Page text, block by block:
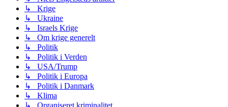
↳ Krige
↳ Ukraine
↳ Israels Krige
↳ Om krige generelt
↳ Politik
↳ Politik i Verden
↳ USA/Trump
↳ Politik i Europa
↳ Politik i Danmark
↳ Klima